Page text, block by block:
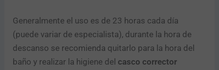
Generalmente el uso es de 23 horas cada día
(puede variar de especialista), durante la hora de
descanso se recomienda quitarlo para la hora del
baño y realizar la higiene del casco corrector